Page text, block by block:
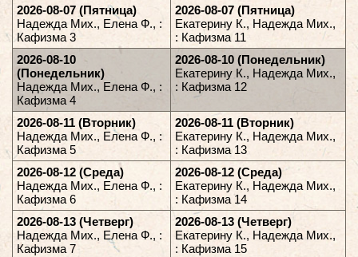
2026-08-07 (Пятница)
Надежда Мих., Елена Ф., :
Кафизма 3
2026-08-07 (Пятница)
Екатерину К., Надежда Мих.,
: Кафизма 11
2026-08-10
(Понедельник)
Надежда Мих., Елена Ф., :
Кафизма 4
2026-08-10 (Понедельник)
Екатерину К., Надежда Мих.,
: Кафизма 12
2026-08-11 (Вторник)
Надежда Мих., Елена Ф., :
Кафизма 5
2026-08-11 (Вторник)
Екатерину К., Надежда Мих.,
: Кафизма 13
2026-08-12 (Среда)
Надежда Мих., Елена Ф., :
Кафизма 6
2026-08-12 (Среда)
Екатерину К., Надежда Мих.,
: Кафизма 14
2026-08-13 (Четверг)
Надежда Мих., Елена Ф., :
Кафизма 7
2026-08-13 (Четверг)
Екатерину К., Надежда Мих.,
: Кафизма 15